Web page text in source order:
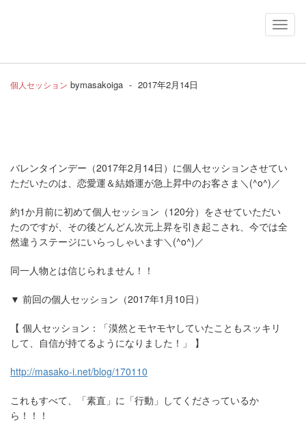
個人セッション bymasakoiga - 2017年2月14日
バレンタインデー（2017年2月14日）に個人セッションさせてい
ただいたのは、恋愛運＆結婚運が急上昇中のお客さま ＼(^o^)／
約1か月前に初めて個人セッション（120分）をさせていただい
たのですが、その後どんどん次元上昇を引き起こされ、今では全
然違うステージにいらっしゃいます＼(^o^)／
同一人物とは信じられません！！
▼ 前回の個人セッション（2017年1月10日）
【 個人セッション：「漠然とモヤモヤしていたこともスッキリ
して、自信が持てるようになりました！」
】
http://masako-i.net/blog/170110
これもすべて、「素直」に「行動」してくださっているか
ら！！！